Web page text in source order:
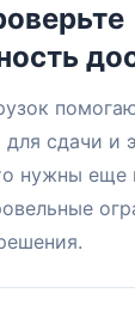
сдачи и
нужны